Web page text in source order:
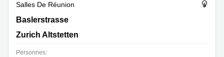
Salles De Réunion
Baslerstrasse 60, Zurich Altstetten
Baslerstrasse
Zurich Altstetten
Personnes: